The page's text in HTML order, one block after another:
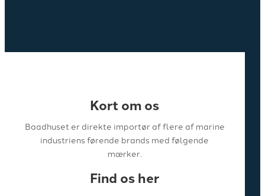
Kort om os
Baadhuset er direkte importør af flere af marine
industriens førende brands med følgende
mærker.
Find os her